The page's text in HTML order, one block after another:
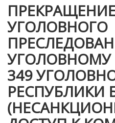
УГОЛОВНОГО
УГОЛОВНОМУ
349
РЕСПУБЛИКИ